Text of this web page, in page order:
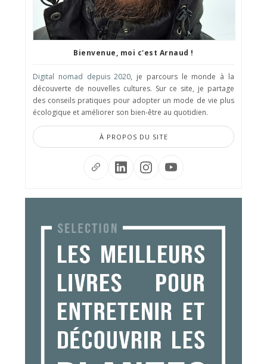
Bienvenue, moi c'est Arnaud !
Digital nomad depuis 2020, je parcours le monde à la
découverte de nouvelles cultures. Sur ce site, je partage
des conseils pratiques pour adopter un mode de vie plus
écologique et améliorer son bien-être au quotidien.
À PROPOS DU SITE